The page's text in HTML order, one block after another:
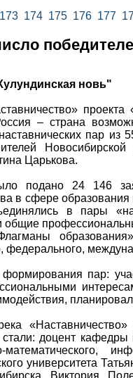
173 174 175 176 177
новь"
проекта
– страна
пар из
Новосибирской
Царькова.
подано 24 146
в сфере образования
в пары
федерального,
пар:
доцент кафедры
университета
Виктория